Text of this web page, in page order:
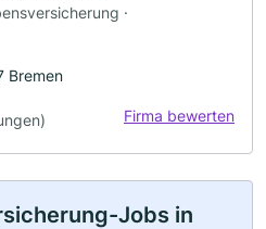
·
Bremen
Firma bewerten
Jobs in